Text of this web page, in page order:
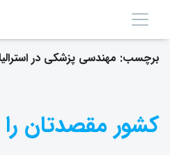
برچسب: مهندسی پزشکی در
کشور مقصدتان